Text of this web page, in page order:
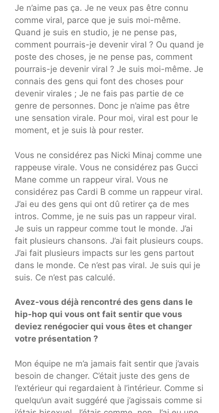
Je n’aime pas ça. Je ne veux pas être connu
comme viral, parce que je suis moi-même.
Quand je suis en studio, je ne pense pas,
comment pourrais-je devenir viral ? Ou quand je
poste des choses, je ne pense pas, comment
pourrais-je devenir viral ? Je suis moi-même. Je
connais des gens qui font des choses pour
devenir virales ; Je ne fais pas partie de ce
genre de personnes. Donc je n’aime pas être
une sensation virale. Pour moi, viral est pour le
moment, et je suis là pour rester.
Vous ne considérez pas Nicki Minaj comme une
rappeuse virale. Vous ne considérez pas Gucci
Mane comme un rappeur viral. Vous ne
considérez pas Cardi B comme un rappeur viral.
J’ai eu des gens qui ont dû retirer ça de mes
intros. Comme, je ne suis pas un rappeur viral.
Je suis un rappeur comme tout le monde. J’ai
fait plusieurs chansons. J’ai fait plusieurs coups.
J’ai fait plusieurs impacts sur les gens partout
dans le monde. Ce n’est pas viral. Je suis qui je
suis. Ce n’est pas calculé.
Avez-vous déjà rencontré des gens dans le
hip-hop qui vous ont fait sentir que vous
deviez renégocier qui vous êtes et changer
votre présentation ?
Mon équipe ne m’a jamais fait sentir que j’avais
besoin de changer. C’était juste des gens de
l’extérieur qui regardaient à l’intérieur. Comme si
quelqu’un avait suggéré que j’agissais comme si